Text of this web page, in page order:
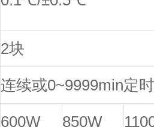
2块
连续或0~9999min定时
600W 850W